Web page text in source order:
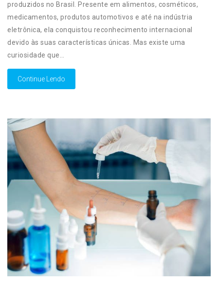
produzidos no Brasil. Presente em alimentos, cosméticos,
medicamentos, produtos automotivos e até na indústria
eletrônica, ela conquistou reconhecimento internacional
devido às suas características únicas. Mas existe uma
curiosidade que…
Continue Lendo